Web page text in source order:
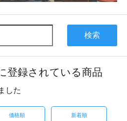
検索
登録されている商品
した
価格順 新着順